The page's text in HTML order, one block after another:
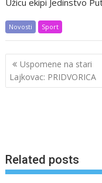
Novosti Sport
Post
navigation
Uspomene na stari
Lajkovac: PRIDVORICA
Related posts